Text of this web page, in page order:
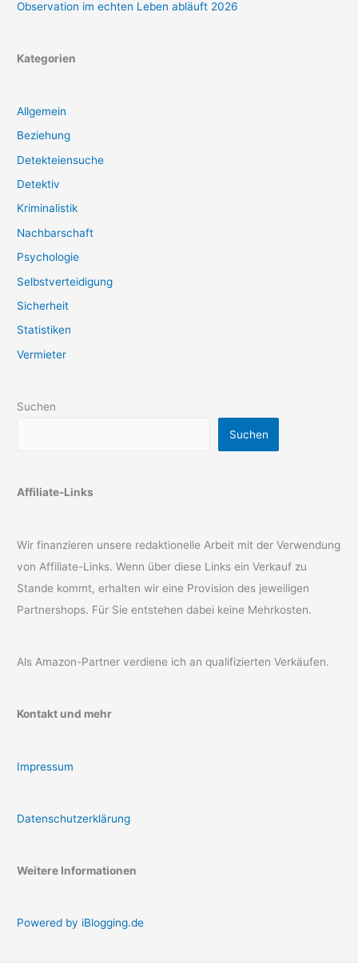
Observation im echten Leben abläuft 2026
Kategorien
Allgemein
Beziehung
Detekteiensuche
Detektiv
Kriminalistik
Nachbarschaft
Psychologie
Selbstverteidigung
Sicherheit
Statistiken
Vermieter
Suchen
Suchen
Affiliate-Links
Wir finanzieren unsere redaktionelle Arbeit mit der Verwendung
von Affiliate-Links. Wenn über diese Links ein Verkauf zu
Stande kommt, erhalten wir eine Provision des jeweiligen
Partnershops. Für Sie entstehen dabei keine Mehrkosten.
Als Amazon-Partner verdiene ich an qualifizierten Verkäufen.
Kontakt und mehr
Impressum
Datenschutzerklärung
Weitere Informationen
Powered by iBlogging.de